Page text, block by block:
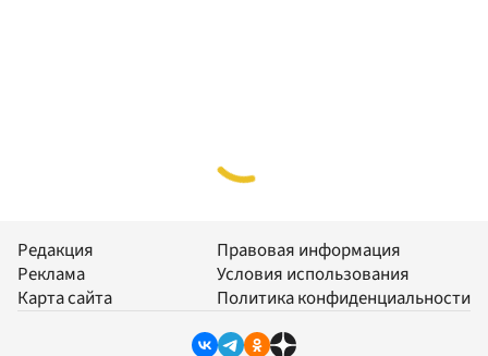
Редакция
Реклама
Карта сайта
Правовая информация
Условия использования
Политика конфиденциальности